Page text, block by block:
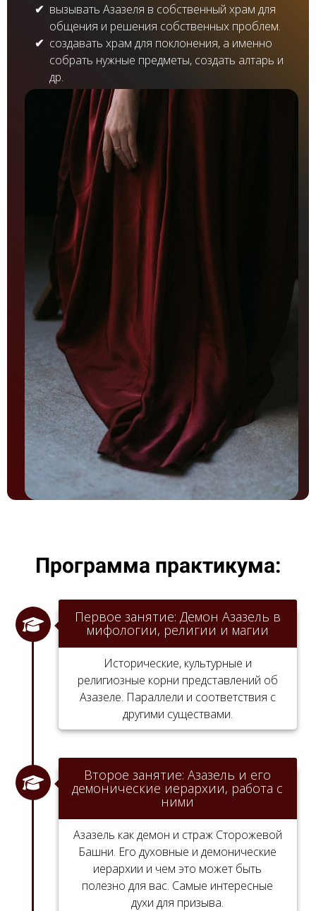
вызывать Азазеля в собственный храм для
общения и решения собственных проблем.
создавать храм для поклонения, а именно
собрать нужные предметы, создать алтарь и
др.
Программа практикума:
Первое занятие: Демон Азазель в
мифологии, религии и магии
Исторические, культурные и
религиозные корни представлений об
Азазеле. Параллели и соответствия с
другими существами.
Второе занятие: Азазель и его
демонические иерархии, работа с
ними
Азазель как демон и страж Сторожевой
Башни. Его духовные и демонические
иерархии и чем это может быть
полезно для вас. Самые интересные
духи для призыва.